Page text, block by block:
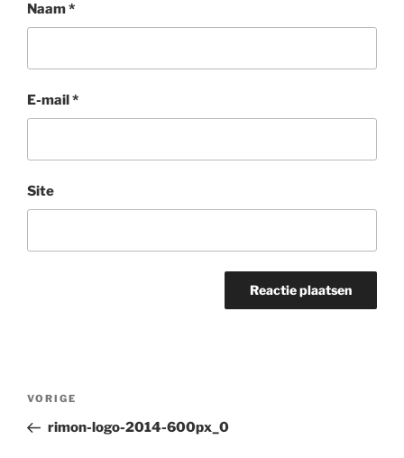
Naam*
E-mail*
Site
Bericht
Vorig
bericht
VORIGE
rimon-logo-2014-600px_0